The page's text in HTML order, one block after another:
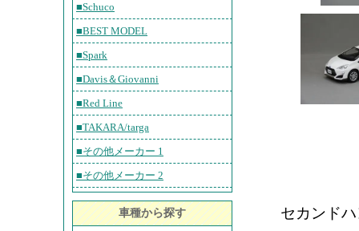
■Schuco
■BEST MODEL
■Spark
■Davis＆Giovanni
■Red Line
■TAKARA/targa
■その他メーカー 1
■その他メーカー 2
車種から探す セカンド